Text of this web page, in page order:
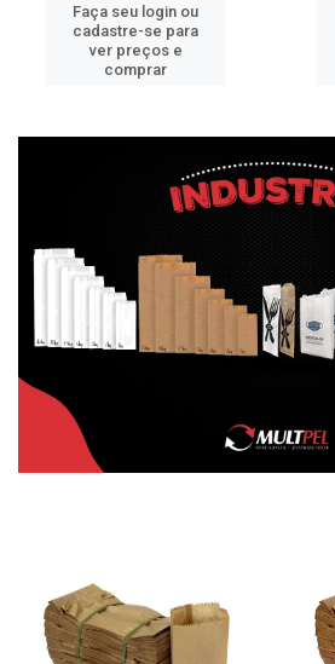
Faça seu login ou
cadastre-se para
ver preços e
comprar